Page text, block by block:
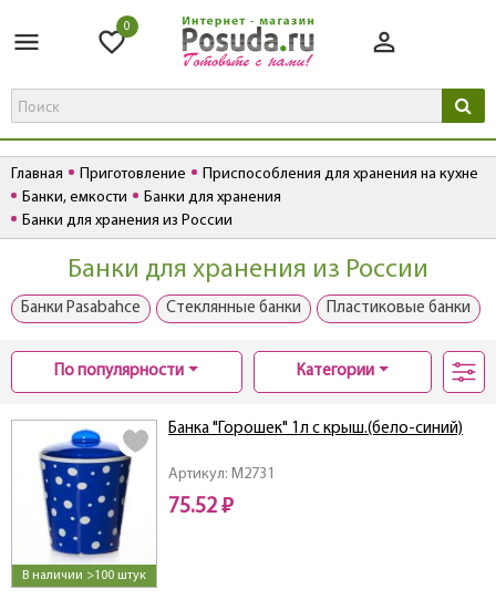
0
Главная Приготовление
Приспособления для хранения на кухне
Банки, емкости
Банки для хранения
Банки для хранения из России
Банки для хранения из России
Банки Pasabahce Стеклянные банки Пластиковые банки
По популярности Категории
В наличии >100 штук
Артикул: M2731
Банка "Горошек" 1л с крыш.(бело-синий)
75.52 ₽